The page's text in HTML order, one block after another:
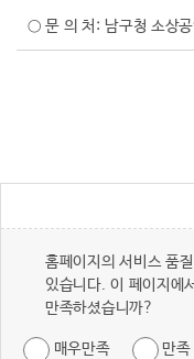
○ 문 의 처: 남구청 소
홈페이지의 서비스 품
있습니다. 이 페이지에
만족하셨습니까?
매우만족 만족